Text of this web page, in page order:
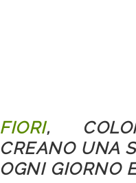
FIORI,
CREANO UNA
OGNI GIORNO